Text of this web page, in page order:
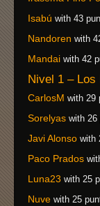
Isabú with 43
Nandoren with
Mandai with 42
Nivel 1 –
CarlosM with 29
Sorelyas with 26
Javi Alonso with
Paco Prados
Luna23 with 25
Nuve with 25